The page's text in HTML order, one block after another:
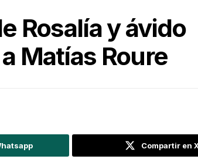
Rosalía y ávido
Matías Roure
Compartir en